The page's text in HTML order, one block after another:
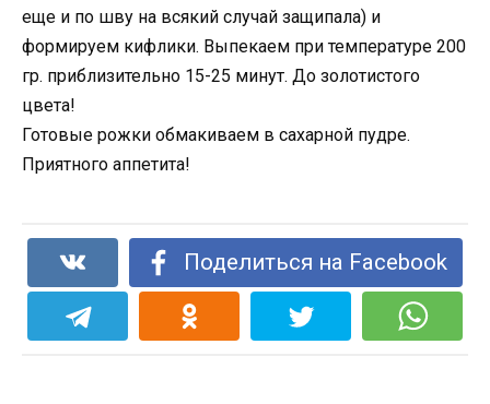
еще и по шву на всякий случай защипала) и
формируем кифлики. Выпекаем при температуре 200
гр. приблизительно 15-25 минут. До золотистого
цвета!
Готовые рожки обмакиваем в сахарной пудре.
Приятного аппетита!
Поделиться на Facebook